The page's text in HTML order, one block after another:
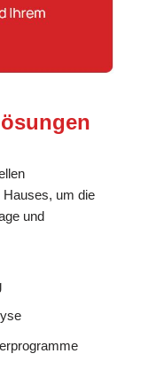
Hauses, um die
und